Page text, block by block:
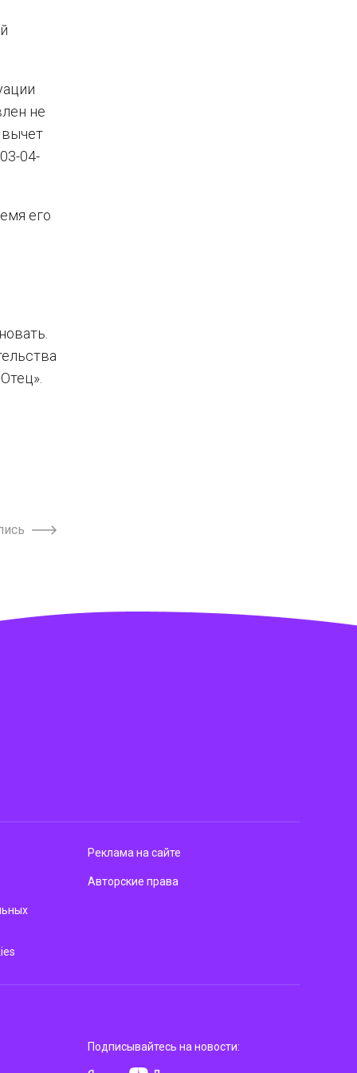
не
вычет
04-
его
Реклама на сайте
Авторские права
Подписывайтесь на новости: